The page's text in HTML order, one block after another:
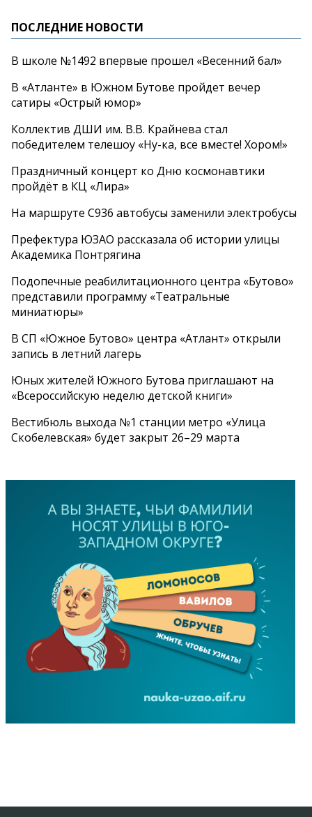
ПОСЛЕДНИЕ НОВОСТИ
В школе №1492 впервые прошел «Весенний бал»
В «Атланте» в Южном Бутове пройдет вечер
сатиры «Острый юмор»
Коллектив ДШИ им. В.В. Крайнева стал
победителем телешоу «Ну-ка, все вместе! Хором!»
Праздничный концерт ко Дню космонавтики
пройдёт в КЦ «Лира»
На маршруте С936 автобусы заменили электробусы
Префектура ЮЗАО рассказала об истории улицы
Академика Понтрягина
Подопечные реабилитационного центра «Бутово»
представили программу «Театральные
миниатюры»
В СП «Южное Бутово» центра «Атлант» открыли
запись в летний лагерь
Юных жителей Южного Бутова приглашают на
«Всероссийскую неделю детской книги»
Вестибюль выхода №1 станции метро «Улица
Скобелевская» будет закрыт 26–29 марта